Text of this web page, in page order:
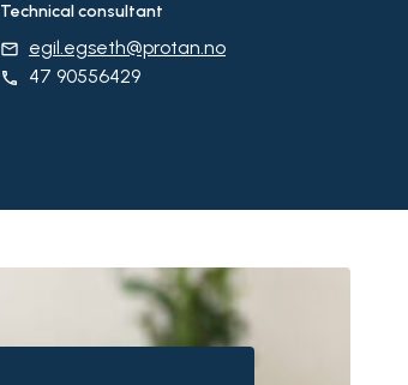
Technical consultant
email egil.egseth@protan.no
phone 47 90556429